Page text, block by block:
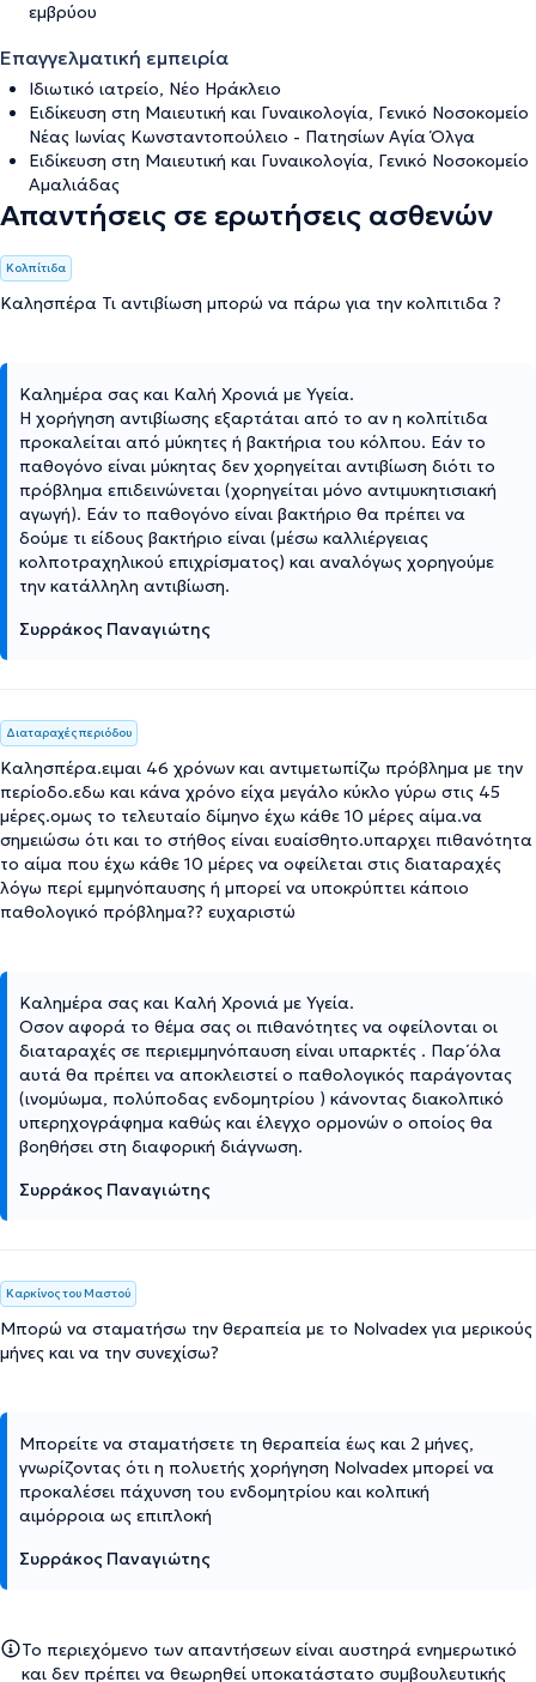
εμβρύου
Επαγγελματική εμπειρία
Ιδιωτικό ιατρείο, Νέο Ηράκλειο
Ειδίκευση στη Μαιευτική και Γυναικολογία, Γενικό Νοσοκομείο
Νέας Ιωνίας Κωνσταντοπούλειο - Πατησίων Αγία Όλγα
Ειδίκευση στη Μαιευτική και Γυναικολογία, Γενικό Νοσοκομείο
Αμαλιάδας
Απαντήσεις σε ερωτήσεις ασθενών
Κολπίτιδα
Καλησπέρα Τι αντιβίωση μπορώ να πάρω για την κολπιτιδα ?
Καλημέρα σας και Καλή Χρονιά με Υγεία.
Η χορήγηση αντιβίωσης εξαρτάται από το αν η κολπίτιδα
προκαλείται από μύκητες ή βακτήρια του κόλπου. Εάν το
παθογόνο είναι μύκητας δεν χορηγείται αντιβίωση διότι το
πρόβλημα επιδεινώνεται (χορηγείται μόνο αντιμυκητισιακή
αγωγή). Εάν το παθογόνο είναι βακτήριο θα πρέπει να
δούμε τι είδους βακτήριο είναι (μέσω καλλιέργειας
κολποτραχηλικού επιχρίσματος) και αναλόγως χορηγούμε
την κατάλληλη αντιβίωση.
Συρράκος Παναγιώτης
Διαταραχές περιόδου
Καλησπέρα.ειμαι 46 χρόνων και αντιμετωπίζω πρόβλημα με την
περίοδο.εδω και κάνα χρόνο είχα μεγάλο κύκλο γύρω στις 45
μέρες.ομως το τελευταίο δίμηνο έχω κάθε 10 μέρες αίμα.να
σημειώσω ότι και το στήθος είναι ευαίσθητο.υπαρχει πιθανότητα
το αίμα που έχω κάθε 10 μέρες να οφείλεται στις διαταραχές
λόγω περί εμμηνόπαυσης ή μπορεί να υποκρύπτει κάποιο
παθολογικό πρόβλημα?? ευχαριστώ
Καλημέρα σας και Καλή Χρονιά με Υγεία.
Οσον αφορά το θέμα σας οι πιθανότητες να οφείλονται οι
διαταραχές σε περιεμμηνόπαυση είναι υπαρκτές . Παρ΄όλα
αυτά θα πρέπει να αποκλειστεί ο παθολογικός παράγοντας
(ινομύωμα, πολύποδας ενδομητρίου ) κάνοντας διακολπικό
υπερηχογράφημα καθώς και έλεγχο ορμονών ο οποίος θα
βοηθήσει στη διαφορική διάγνωση.
Συρράκος Παναγιώτης
Καρκίνος του Μαστού
Μπορώ να σταματήσω την θεραπεία με το Nolvadex για μερικούς
μήνες και να την συνεχίσω?
Μπορείτε να σταματήσετε τη θεραπεία έως και 2 μήνες,
γνωρίζοντας ότι η πολυετής χορήγηση Nolvadex μπορεί να
προκαλέσει πάχυνση του ενδομητρίου και κολπική
αιμόρροια ως επιπλοκή
Συρράκος Παναγιώτης
Το περιεχόμενο των απαντήσεων είναι αυστηρά ενημερωτικό
και δεν πρέπει να θεωρηθεί υποκατάστατο συμβουλευτικής